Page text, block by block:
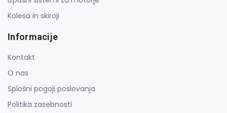
Kolesa in skiroji
Informacije
Kontakt
O nas
Splošni pogoji poslovanja
Politika zasebnosti